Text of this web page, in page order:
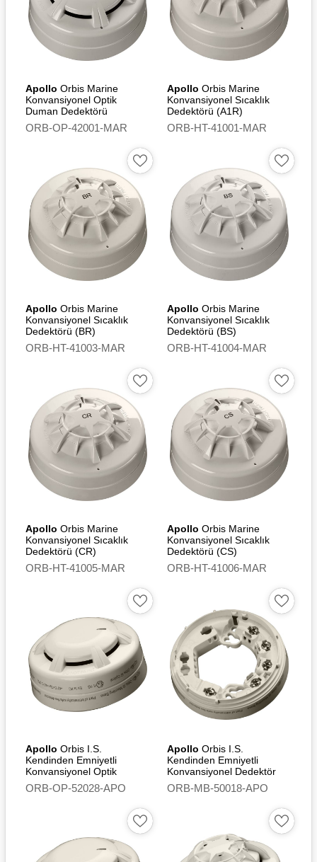
Apollo Orbis Marine
Konvansiyonel Optik
Duman Dedektörü
ORB-OP-42001-MAR
Apollo Orbis Marine
Konvansiyonel Sıcaklık
Dedektörü (A1R)
ORB-HT-41001-MAR
Apollo Orbis Marine
Konvansiyonel Sıcaklık
Dedektörü (BR)
ORB-HT-41003-MAR
Apollo Orbis Marine
Konvansiyonel Sıcaklık
Dedektörü (BS)
ORB-HT-41004-MAR
Apollo Orbis Marine
Konvansiyonel Sıcaklık
Dedektörü (CR)
ORB-HT-41005-MAR
Apollo Orbis Marine
Konvansiyonel Sıcaklık
Dedektörü (CS)
ORB-HT-41006-MAR
Apollo Orbis I.S.
Kendinden Emniyetli
Konvansiyonel Optik
Duman Dedektörü -
Flashing Led
ORB-OP-52028-APO
Apollo Orbis I.S.
Kendinden Emniyetli
Konvansiyonel Dedektör
TimeSaver Montaj Tabanı
ORB-MB-50018-APO